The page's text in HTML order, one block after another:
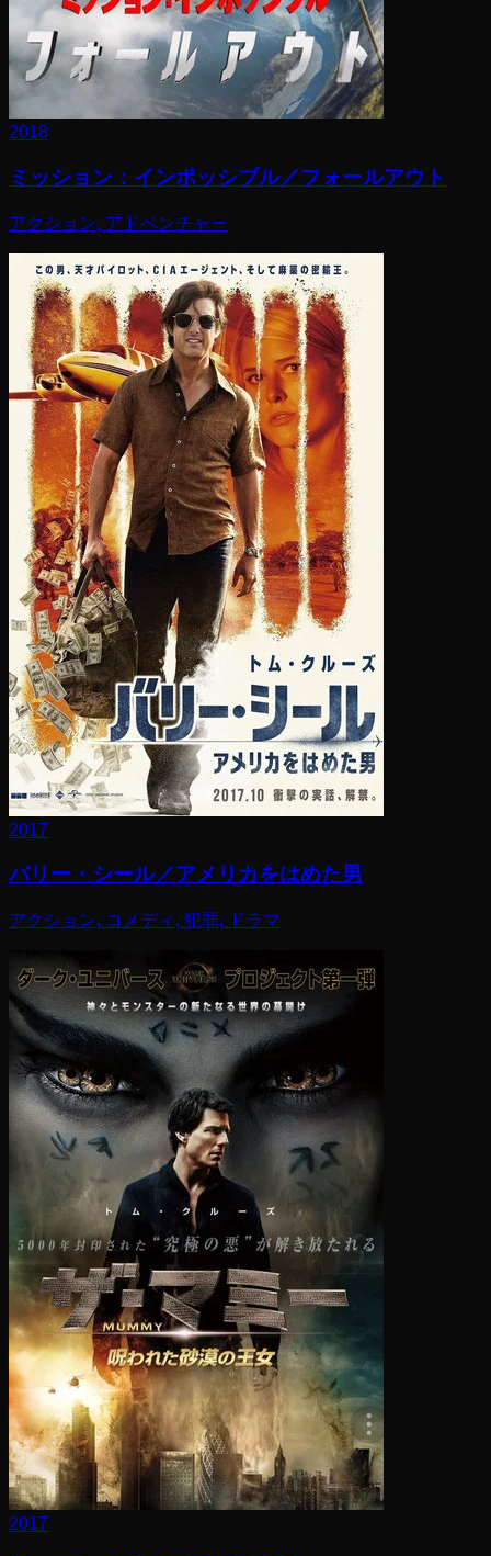
2018
ミッション：インポッシブル／フォールアウト
アクション, アドベンチャー
2017
バリー・シール／アメリカをはめた男
アクション, コメディ, 犯罪, ドラマ
2017